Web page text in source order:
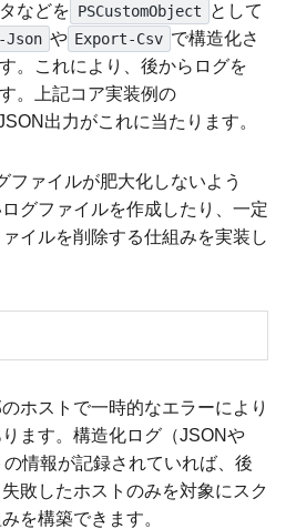
などを PSCustomObject
として
Json や Export-Csv で構造化さ
。これにより、後からログを
。上記コア実装例の
出力がこれに当たります。
ファイルが肥大化しないよう
グファイルを作成したり、一定
イルを削除する仕組みを実装し
ホストで一時的なエラーにより
ます。構造化ログ（JSONや
情報が記録されていれば、後
敗したホストのみを対象にスク
を構築できます。